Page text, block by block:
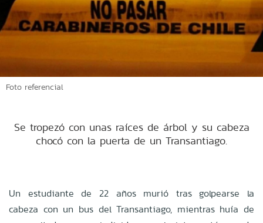
Foto referencial
Se tropezó con unas raíces de árbol y su cabeza
chocó con la puerta de un Transantiago.
Un estudiante de 22 años murió tras golpearse la
cabeza con un bus del Transantiago, mientras huía de